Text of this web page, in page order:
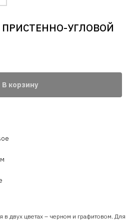
УГЛОВОЙ
В корзину
в двух цветах – черном и графитовом. Для